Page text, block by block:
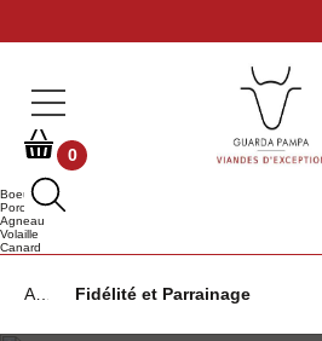
0
Boeuf
Porc
Agneau
Volaille
Canard
Fidélité et Parrainage